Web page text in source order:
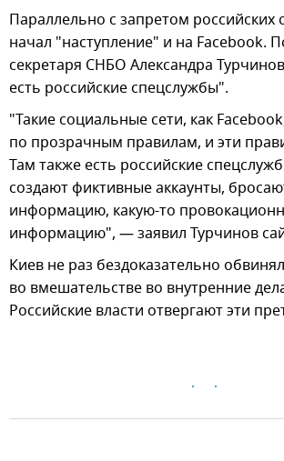
Параллельно с запретом российских
начал "наступление" и на Facebook.
секретаря СНБО Александра
есть российские спецслужбы".
"Такие социальные сети, как
по прозрачным правилам, и эти
Там также есть российские
создают фиктивные аккаунты,
информацию, какую-то
информацию", — заявил Турчинов
Киев не раз бездоказательно
во вмешательстве во внутренние
Российские власти отвергают эти